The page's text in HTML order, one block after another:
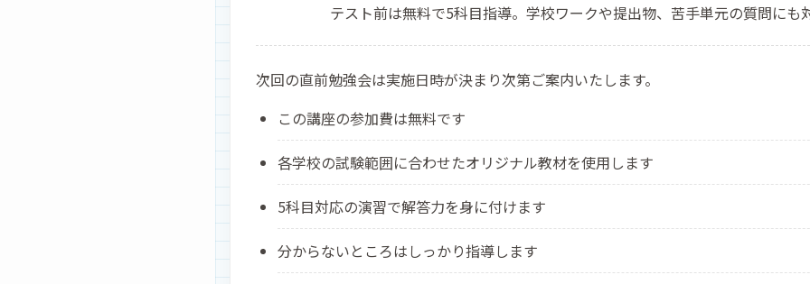
テスト前は無料で5科目指導。学校ワークや提出物、苦手単元の質問にも
次回の直前勉強会は実施日時が決まり次第ご案内いたします。
この講座の参加費は無料です
各学校の試験範囲に合わせたオリジナル教材を使用します
5科目対応の演習で解答力を身に付けます
分からないところはしっかり指導します